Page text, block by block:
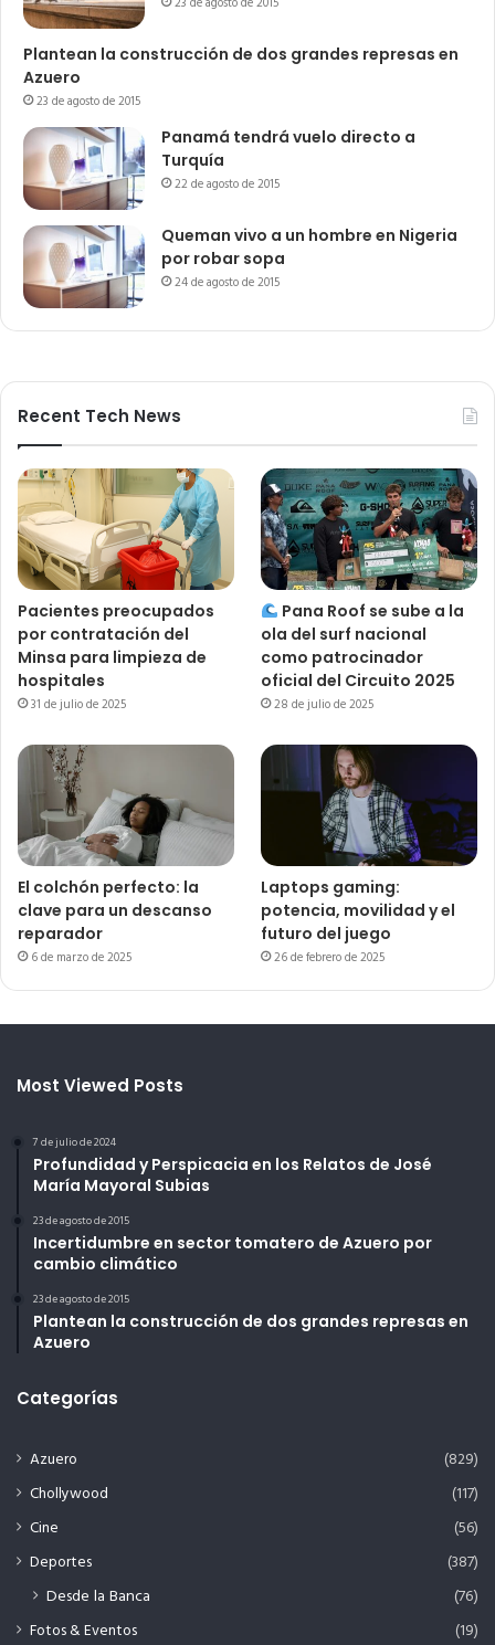
Plantean la construcción de dos grandes represas en
Azuero
23 de agosto de 2015
Panamá tendrá vuelo directo a
Turquía
22 de agosto de 2015
Queman vivo a un hombre en Nigeria
por robar sopa
24 de agosto de 2015
Recent Tech News
Pacientes preocupados
por contratación del
Minsa para limpieza de
hospitales
31 de julio de 2025
Pana Roof se sube a la
ola del surf nacional
como patrocinador
oficial del Circuito 2025
28 de julio de 2025
El colchón perfecto: la
clave para un descanso
reparador
6 de marzo de 2025
Laptops gaming:
potencia, movilidad y el
futuro del juego
26 de febrero de 2025
Most Viewed Posts
7 de julio de 2024
Profundidad y Perspicacia en los Relatos de José
María Mayoral Subias
23 de agosto de 2015
Incertidumbre en sector tomatero de Azuero por
cambio climático
23 de agosto de 2015
Plantean la construcción de dos grandes represas en
Azuero
Categorías
Azuero
(829)
Chollywood
(117)
Cine
(56)
Deportes
(387)
Desde la Banca (76)
Fotos & Eventos
(19)